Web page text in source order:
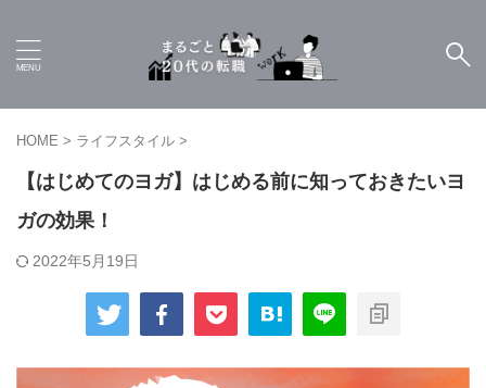
HOME > ライフスタイル >
【はじめてのヨガ】はじめる前に知っておきたいヨ
ガの効果！
2022年5月19日